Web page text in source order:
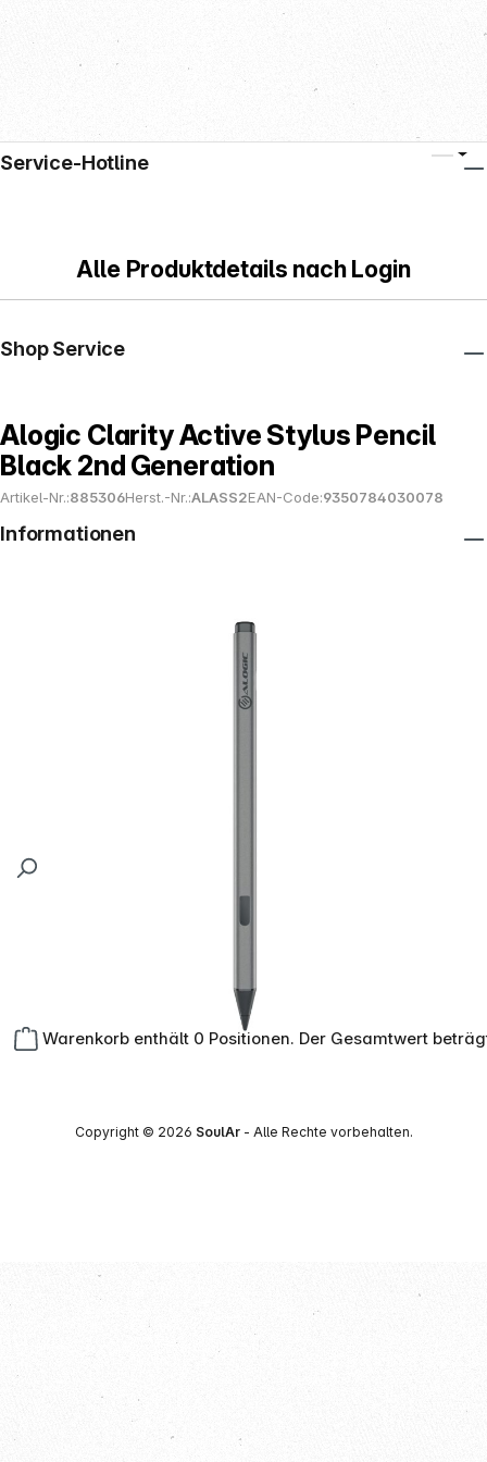
Warenkorb enthält 0 Positionen. Der Gesamtwert
Alle Produktdetails nach Login
Alogic Clarity Active Stylus Pencil
Black 2nd Generation
Artikel-Nr.:885306Herst.-Nr.:ALASS2EAN-Code:9350784030078
Service-Hotline
Shop Service
Informationen
Copyright © 2026 SoulAr- Alle Rechte vorbehalten.